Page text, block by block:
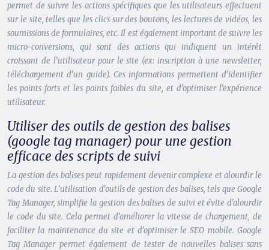
permet de suivre les actions spécifiques que les utilisateurs effectuent
sur le site, telles que les clics sur des boutons, les lectures de vidéos, les
soumissions de formulaires, etc. Il est également important de suivre les
micro-conversions, qui sont des actions qui indiquent un intérêt
croissant de l’utilisateur pour le site (ex: inscription à une newsletter,
téléchargement d’un guide). Ces informations permettent d’identifier
les points forts et les points faibles du site, et d’optimiser l’expérience
utilisateur.
Utiliser des outils de gestion des balises
(google tag manager) pour une gestion
efficace des scripts de suivi
La gestion des balises peut rapidement devenir complexe et alourdir le
code du site. L’utilisation d’outils de gestion des balises, tels que Google
Tag Manager, simplifie la gestion des balises de suivi et évite d’alourdir
le code du site. Cela permet d’améliorer la vitesse de chargement, de
faciliter la maintenance du site et d’optimiser le SEO mobile. Google
Tag Manager permet également de tester de nouvelles balises sans